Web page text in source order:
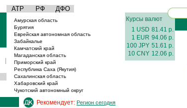
АТР РФ ДФО
|
Амурская область
Бурятия
Еврейская автономная область
Забайкалье
Камчатский край
Магаданская область
Приморский край
Республика Саха (Якутия)
Сахалинская область
Хабаровский край
Чукотский автономный округ
Курсы валют
1 USD 81.41 р.
1 EUR 94.06 р.
100 JPY 51.61 р.
10 CNY 12.06 р.
Рекомендует: Регион сегодня